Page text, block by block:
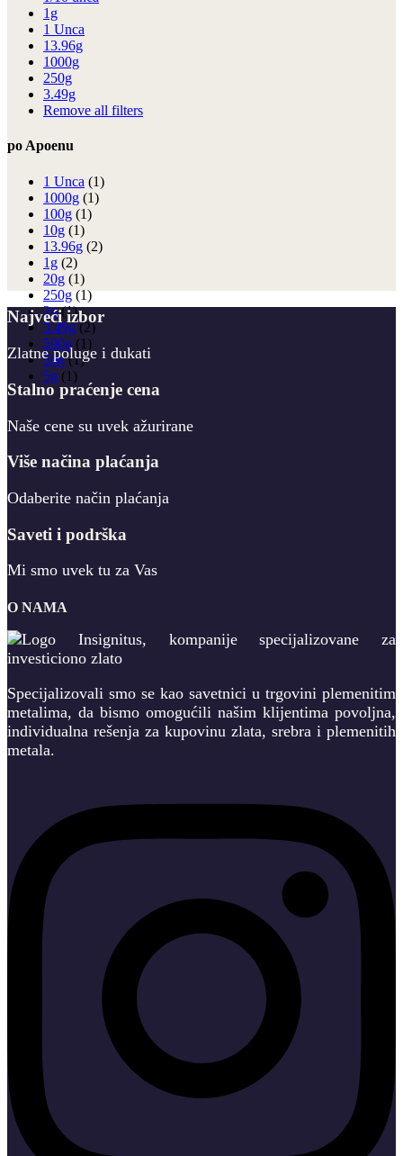
1g
1 Unca
13.96g
1000g
250g
3.49g
Remove all filters
po Apoenu
1 Unca (1)
1000g (1)
100g (1)
10g (1)
13.96g (2)
1g (2)
20g (1)
250g (1)
2g (1)
3.49g (2)
500g (1)
50g (1)
5g (1)
Najveći izbor
Zlatne poluge i dukati
Stalno praćenje cena
Naše cene su uvek ažurirane
Više načina plaćanja
Odaberite način plaćanja
Saveti i podrška
Mi smo uvek tu za Vas
O NAMA
Specijalizovali smo se kao savetnici u trgovini plemenitim
metalima, da bismo omogućili našim klijentima povoljna,
individualna rešenja za kupovinu zlata, srebra i plemenitih
metala.